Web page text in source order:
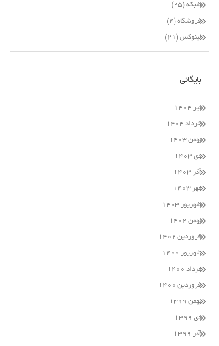
شبکه (۲۵)
فروشگاه (۴)
لینوکس (۲۱)
بایگانی
تیر ۱۴۰۴
خرداد ۱۴۰۴
بهمن ۱۴۰۳
دی ۱۴۰۳
آذر ۱۴۰۳
مهر ۱۴۰۳
شهریور ۱۴۰۳
بهمن ۱۴۰۲
فروردین ۱۴۰۲
شهریور ۱۴۰۰
مرداد ۱۴۰۰
فروردین ۱۴۰۰
بهمن ۱۳۹۹
دی ۱۳۹۹
آذر ۱۳۹۹